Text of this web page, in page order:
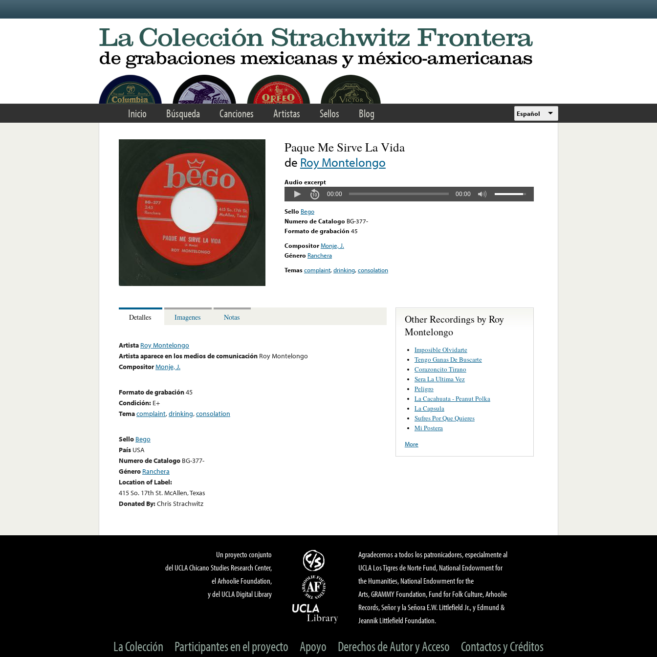
Inicio Búsqueda Canciones Artistas Sellos Blog Español
Paque Me Sirve La Vida
de Roy Montelongo
Audio excerpt
00:00 00:00
Sello Bego
Numero de Catalogo BG-377-
Formato de grabación 45
CompositorMonje, J.
Género Ranchera
Temascomplaint,drinking,consolation
Detalles Imagenes Notas
Artista Roy Montelongo
Artista aparece en los medios de comunicación Roy Montelongo
CompositorMonje, J.
Formato de grabación45
Condición: E+
Temacomplaint,drinking,consolation
Sello Bego
País USA
Numero de Catalogo BG-377-
Género Ranchera
Location of Label:
415 So. 17th St. McAllen, Texas
Donated By:Chris Strachwitz
Other Recordings by Roy
Montelongo
Imposible Olvidarte
Tengo Ganas De Buscarte
Corazoncito Tirano
Sera La Ultima Vez
Peligro
La Cacahuata - Peanut Polka
La Capsula
Sufres Por Que Quieres
Mi Postera
More
Un proyecto conjunto
del UCLA Chicano Studies Research Center,
el Arhoolie Foundation,
y del UCLA Digital Library
Agradecemos a todos los patronicadores, especialmente al
UCLA Los Tigres de Norte Fund, National Endowment for
the Humanities, National Endowment for the
Arts, GRAMMY Foundation, Fund for Folk Culture, Arhoolie
Records, Señor y la Señora E.W. Littlefield Jr., y Edmund &
Jeannik Littlefield Foundation.
La Colección Participantes en el proyecto Apoyo Derechos de Autor y Acceso Contactos y Créditos